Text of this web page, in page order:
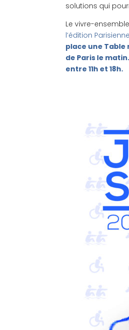
solutions qui
Le vivre-
l’édition
place une Table
de Paris le
entre 11h et 18h.